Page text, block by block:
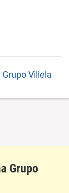
Villela
Grupo